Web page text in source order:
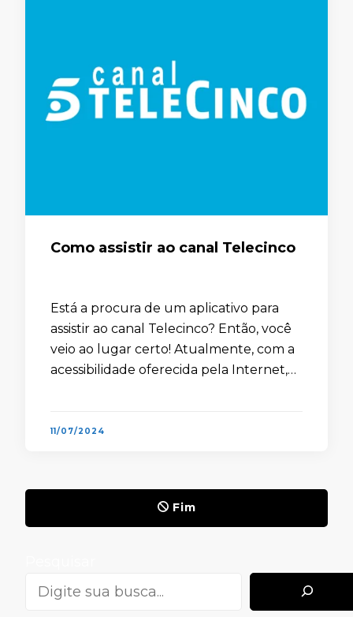
Como assistir ao canal Telecinco
Está a procura de um aplicativo para
assistir ao canal Telecinco? Então, você
veio ao lugar certo! Atualmente, com a
acessibilidade oferecida pela Internet,
11/07/2024
Fim